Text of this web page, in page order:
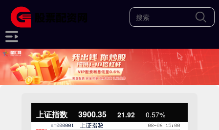
上证指数 3900.35 21.92 0.57%